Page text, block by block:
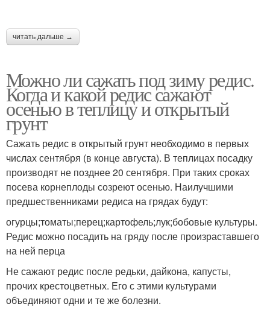
читать дальше →
Можно ли сажать под зиму редис.
Когда и какой редис сажают
осенью в теплицу и открытый
грунт
Сажать редис в открытый грунт необходимо в первых
числах сентября (в конце августа). В теплицах посадку
производят не позднее 20 сентября. При таких сроках
посева корнеплоды созреют осенью. Наилучшими
предшественниками редиса на грядах будут:
огурцы;томаты;перец;картофель;лук;бобовые культуры.
Редис можно посадить на гряду после произраставшего
на ней перца
Не сажают редис после редьки, дайкона, капусты,
прочих крестоцветных. Его с этими культурами
объединяют одни и те же болезни.